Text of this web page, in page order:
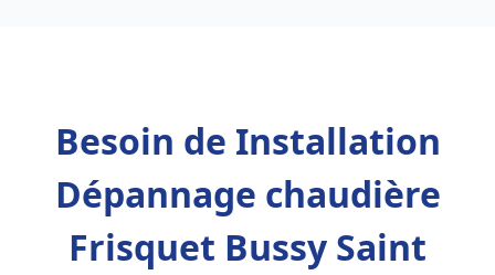
Besoin de Installation
Dépannage chaudière
Frisquet Bussy Saint